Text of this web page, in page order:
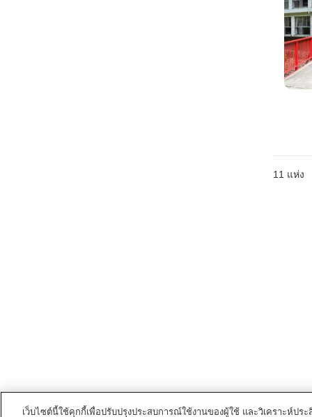
11 แห่ง
เว็บไซต์นี้ใช้คุกกี้เพื่อปรับปรุงประสบการณ์ใช้งานของผู้ใช้ และวิเคราะห์ปร